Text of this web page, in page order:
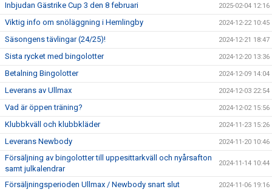
Inbjudan Gästrike Cup 3 den 8 februari 2025-02-04 12:16
Viktig info om snöläggning i Hemlingby 2024-12-22 10:45
Säsongens tävlingar (24/25)! 2024-12-21 18:47
Sista rycket med bingolotter 2024-12-20 13:36
Betalning Bingolotter 2024-12-09 14:04
Leverans av Ullmax 2024-12-03 22:54
Vad är öppen träning? 2024-12-02 15:56
Klubbkväll och klubbkläder 2024-11-23 15:26
Leverans Newbody 2024-11-20 10:46
Försäljning av bingolotter till uppesittarkväll och nyårsafton
samt julkalendrar
2024-11-14 10:44
Försäljningsperioden Ullmax / Newbody snart slut 2024-11-06 19:16